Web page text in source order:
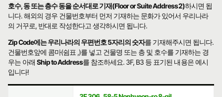
호수, 동 또는 층수 동을 순서대로 기재(Floor or Suite Address2)하시면 됩
니다. 해외의 경우 건물번호부터 먼저 기재하는 문화가 있어서 우리나라
의 거꾸로, 반대로 작성한다고 생각하시면 됩니다.
Zip Code에는 우리나라의 우편번호 5자리의 숫자를 기재해주시면 됩니다.
건물번호앞에 콤마(쉼표 ,)를 넣고 건물명 또는 층 및 호수를 기재하는 경
우는 아래Ship to Address를 참조하세요. 3F, B3 등 표기된 내용은 예시
입니다!